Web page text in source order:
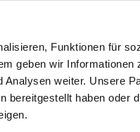
Funktionen für
geben wir Informationen
weiter. Unsere
bereitgestellt haben oder